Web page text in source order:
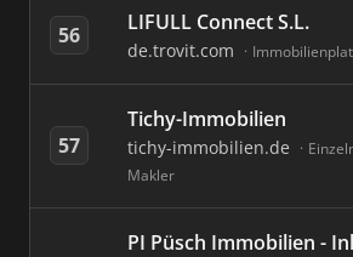
56 LIFULL Connect S.L.
de.trovit.com
57
Tichy-Immobilien
tichy-immobilien.de
Makler
PI Püsch Immobilien -